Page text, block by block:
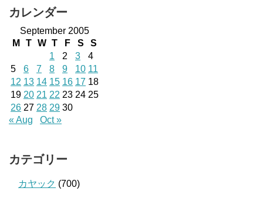
カレンダー
September 2005
M
T W T F S
S
1
2 3
4
5
6 7 8 9 10 11
12 13 14 15 16 17 18
19 20 21 22 23 24 25
26 27 28 29 30
« Aug
Oct »
カテゴリー
カヤック (700)